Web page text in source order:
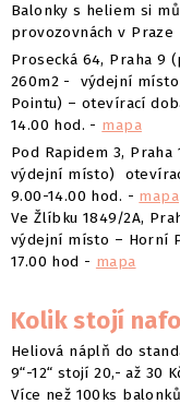
Balonky s heliem si
provozovnách v Praze
Prosecká 64, Praha 9
260m2 - výdejní
Pointu) – otevírací
14.00 hod. - mapa
Pod Rapidem 3,
výdejní místo)
9.00-14.00 hod. - mapa
Ve Žlíbku 1849/2A,
výdejní místo – Horní
17.00 hod - mapa
Kolik stojí
Heliová náplň do
9“-12“ stojí 20,- až 30
Více než 100ks